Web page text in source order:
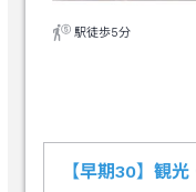
駅徒歩5分
【早期30】観